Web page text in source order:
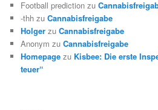
Football prediction zu
-thh zuCannabisfreigabe
Holger zuCannabisfreigabe
Anonym zuCannabisfreigabe
Homepage zu Kisbee: Die erste
teuer“